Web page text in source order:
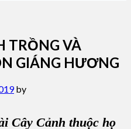
TRỒNG VÀ
GIÁNG HƯƠNG
by
Cây Cảnh thuộc họ